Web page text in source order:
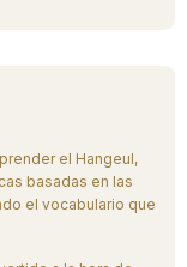
el Hangeul,
basadas en las
el vocabulario que